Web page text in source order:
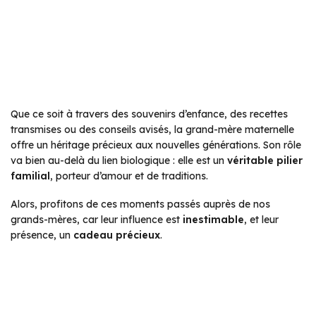
Que ce soit à travers des souvenirs d’enfance, des recettes
transmises ou des conseils avisés, la grand-mère maternelle
offre un héritage précieux aux nouvelles générations. Son rôle
va bien au-delà du lien biologique : elle est un véritable pilier
familial, porteur d’amour et de traditions.
Alors, profitons de ces moments passés auprès de nos
grands-mères, car leur influence est inestimable, et leur
présence, un cadeau précieux.